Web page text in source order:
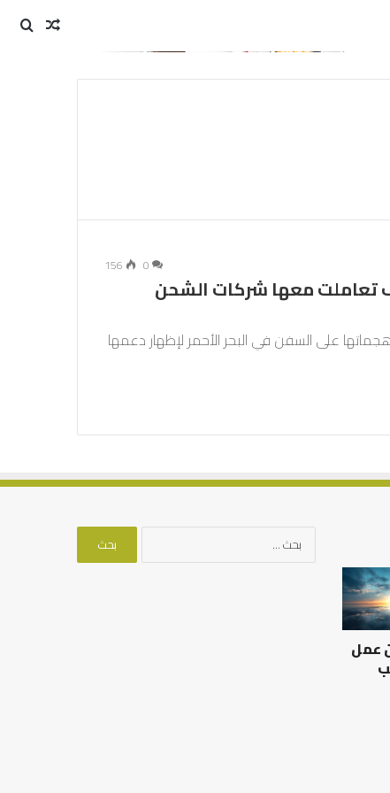
مقال
0
156
تعاملت معها شركات الشحن
على السفن في البحر الأحمر لإظهار دعمها
عمل
البحث